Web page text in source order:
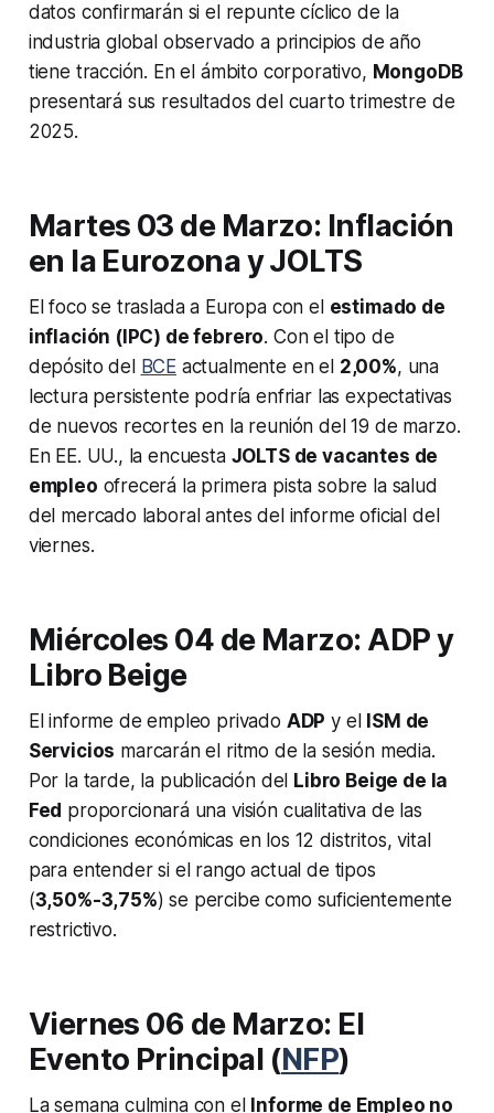
datos confirmarán si el repunte cíclico de la
industria global observado a principios de año
tiene tracción. En el ámbito corporativo, MongoDB
presentará sus resultados del cuarto trimestre de
2025.
Martes 03 de Marzo: Inflación
en la Eurozona y JOLTS
El foco se traslada a Europa con el estimado de
inflación (IPC) de febrero. Con el tipo de
depósito del
BCE actualmente en el 2,00%, una
lectura persistente podría enfriar las expectativas
de nuevos recortes en la reunión del 19 de marzo.
En EE. UU., la encuesta JOLTS de vacantes de
empleo ofrecerá la primera pista sobre la salud
del mercado laboral antes del informe oficial del
viernes.
Miércoles 04 de Marzo: ADP y
Libro Beige
El informe de empleo privado ADP y el
ISM de
Servicios marcarán el ritmo de la sesión media.
Por la tarde, la publicación del Libro Beige de la
Fed proporcionará una visión cualitativa de las
condiciones económicas en los 12 distritos, vital
para entender si el rango actual de tipos
(3,50%-3,75%) se percibe como suficientemente
restrictivo.
Viernes 06 de Marzo: El
Evento Principal (NFP)
La semana culmina con el Informe de Empleo no